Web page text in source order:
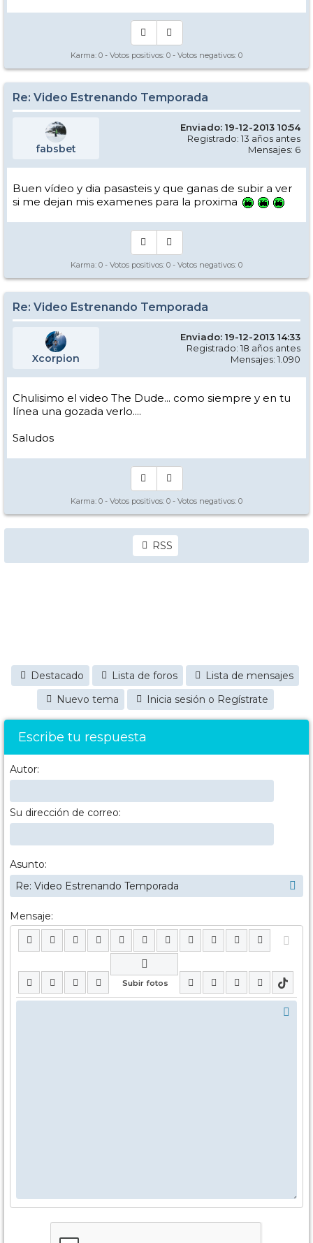
Karma: 0 - Votos positivos: 0 - Votos negativos: 0
Re: Video Estrenando Temporada
fabsbet
Enviado: 19-12-2013 10:54
Registrado: 13 años antes
Mensajes: 6
Buen vídeo y dia pasasteis y que ganas de subir a ver
si me dejan mis examenes para la proxima
Karma: 0 - Votos positivos: 0 - Votos negativos: 0
Re: Video Estrenando Temporada
Xcorpion
Enviado: 19-12-2013 14:33
Registrado: 18 años antes
Mensajes: 1.090
Chulisimo el video The Dude... como siempre y en tu
línea una gozada verlo....
Saludos
Karma: 0 - Votos positivos: 0 - Votos negativos: 0
RSS
Destacado Lista de foros
Lista de mensajes
Nuevo tema
Inicia sesión o Regístrate
Escribe tu respuesta
Autor:
Su dirección de correo:
Asunto:
Mensaje: